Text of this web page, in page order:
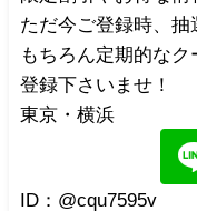
ただ今ご登録時、抽
もちろん定期的な
登録下さいませ！
東京・横浜
ID：@cqu7595v